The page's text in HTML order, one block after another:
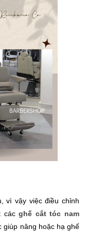
vì vậy việc điều chỉnh
cácghế cắt tóc nam
nâng hoặc hạ ghế